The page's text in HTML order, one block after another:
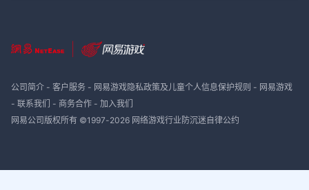
公司简介- 客户服务- 网易游戏隐私政策及儿童个人信息保护规则 - 网易游戏
- 联系我们 - 商务合作- 加入我们
网易公司版权所有 ©1997-2026 网络游戏行业防沉迷自律公约